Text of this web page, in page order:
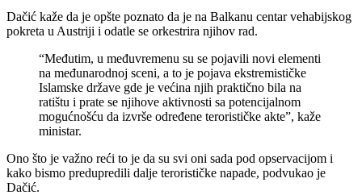
Dačić kaže da je opšte poznato da je na Balkanu centar vehabijskog
pokreta u Austriji i odatle se orkestrira njihov rad.
“Međutim, u međuvremenu su se pojavili novi elementi
na međunarodnoj sceni, a to je pojava ekstremističke
Islamske države gde je većina njih praktično bila na
ratištu i prate se njihove aktivnosti sa potencijalnom
mogućnošću da izvrše određene terorističke akte”, kaže
ministar.
Ono što je važno reći to je da su svi oni sada pod opservacijom i
kako bismo predupredili dalje terorističke napade, podvukao je
Dačić.